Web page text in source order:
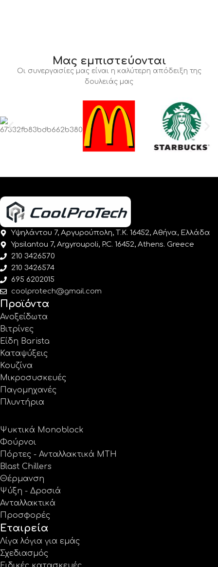
Μας εμπιστεύονται
Οι συνεργασίες μας είναι η καλύτερη απόδειξη της
δουλειάς μας
Υψηλάντου 7, Αργυρούπολη, Τ.Κ. 16452, Αθήνα, Ελλάδα
Ypsilantou 7, Argyroupoli, P.C. 16452, Athens. Greece
210 3426570
210 3426574
695 6202015
coolprotech@gmail.com
Προϊόντα
Ανοξείδωτα
Βιτρίνες
Είδη Barista
Καταψύξεις
Κουζίνα
Μικροσυσκευές
Παγομηχανές
Πλυντήρια
Ψυκτικά Monoblock
Φούρνοι
Πόρτες - Ανταλλακτικά MTH
Blast Chillers
Θέρμανση
Ψύξη - Δροσιά
Ανταλλακτικά
Προσφορές
Εταιρεία
Λίγα λόγια για εμάς
Σχεδιασμός